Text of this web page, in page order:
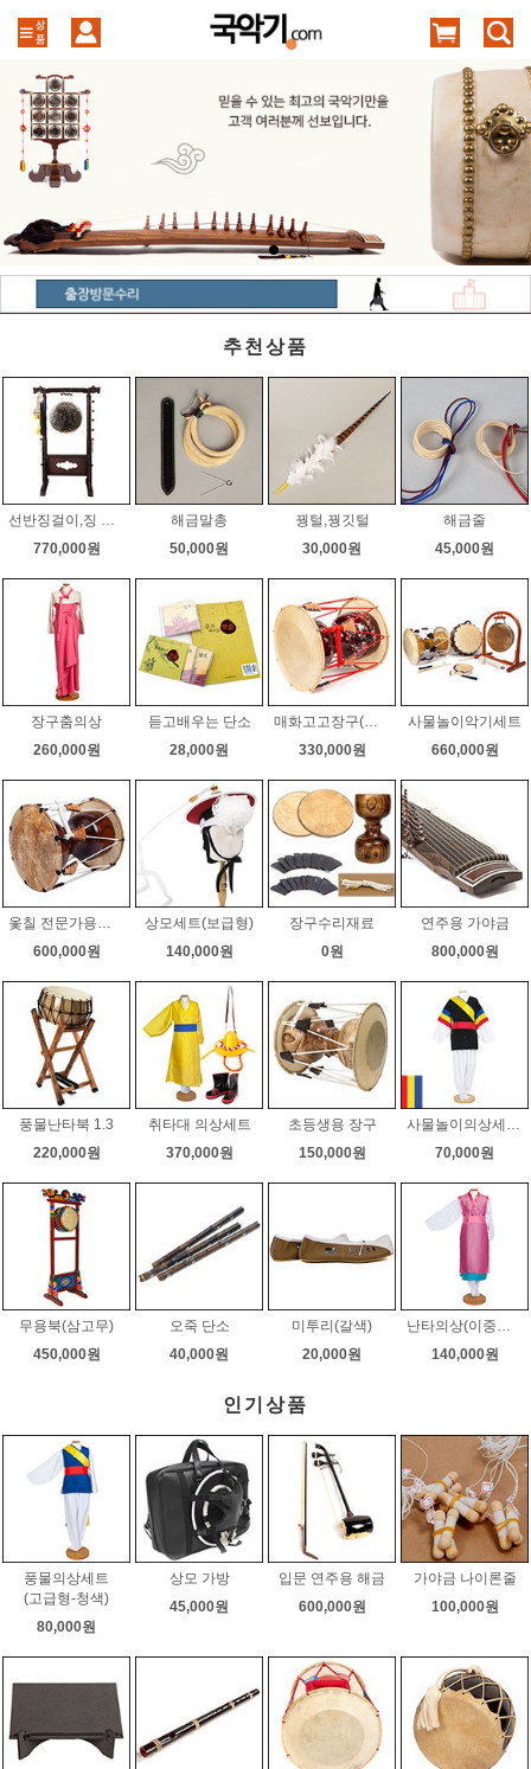
추천상품
770,000원
해금말총
50,000원
꿩털,꿩깃털
30,000원
해금줄
45,000원
장구춤의상
260,000원
듣고배우는 단소
28,000원
330,000원
사물놀이악기세트
660,000원
600,000원
상모세트(보급형)
140,000원
장구수리재료
0원
연주용 가야금
800,000원
풍물난타북 1.3
220,000원
취타대 의상세트
370,000원
초등생용 장구
150,000원
70,000원
무용북(삼고무)
450,000원
오죽 단소
40,000원
미투리(갈색)
20,000원
140,000원
인기상품
풍물의상세트
(고급형-청색)
80,000원
상모 가방
45,000원
입문 연주용 해금
600,000원
가야금 나이론줄
100,000원